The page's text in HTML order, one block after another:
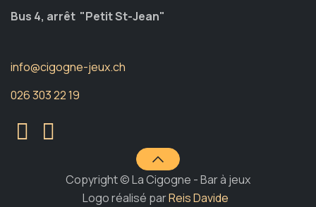
Bus 4, arrêt "Petit St-Jean"
info@cigogne-jeux.ch
026 303 22 19
Copyright © La Cigogne - Bar à jeux
Logo réalisé parReis Davide